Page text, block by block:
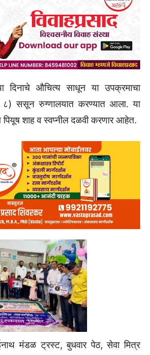
दिनाचे औचित्य साधून या उपक्रमाचा
ससून रुग्णालयात करण्यात आला. या
शाह व स्वप्नील दळवी करणार आहेत.
मंडळ ट्रस्ट, बुधवार पेठ, सेवा मित्र